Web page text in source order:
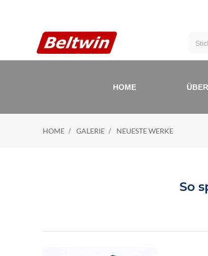
HOME
HOME GALERIE NEUESTE WERKE
So